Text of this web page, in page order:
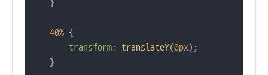
40% {
transform: translateY(0px);